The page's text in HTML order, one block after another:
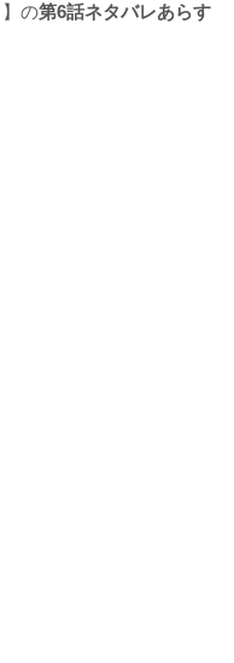
】の第6話ネタバレあらす